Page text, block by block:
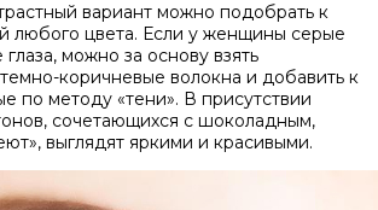
вариант можно подобрать к
любого цвета. Если у женщины серые
можно за основу взять
коричневые волокна и добавить к
по методу «тени». В присутствии
сочетающихся с шоколадным,
выглядят яркими и красивыми.